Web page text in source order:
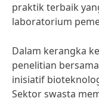
praktik terbaik
laboratorium
Dalam kerangka
penelitian
inisiatif
Sektor swasta